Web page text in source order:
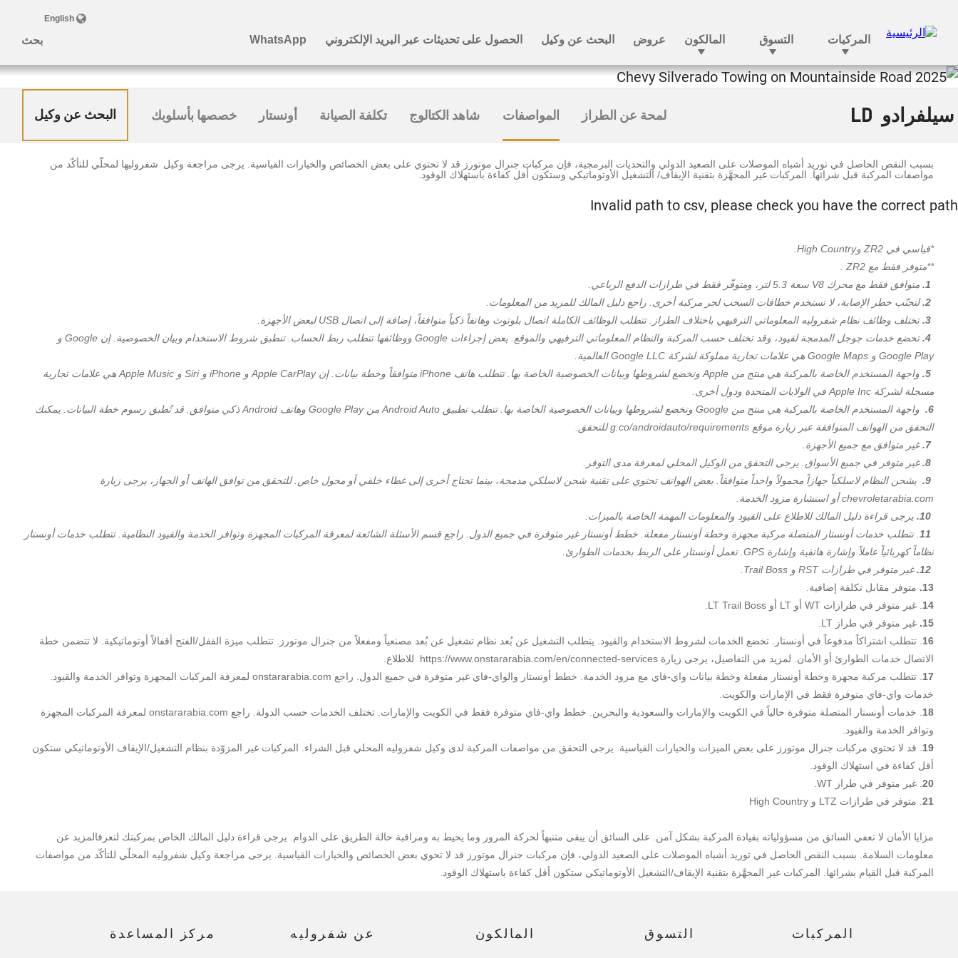
سيلفرادو LDسيلفرادو LD لمحة عن الطراز المواصفات شاهد الكتالوج تكلفة الصيانة أونستار خصصها بأسلوبك البحث عن وكيل
بسبب النقص الحاصل في توريد أشباه الموصلات على الصعيد الدولي والتحديات البرمجية، فإن مركبات جنرال موتورز قد لا تحتوي على بعض الخصائص والخيارات القياسية. يرجى مراجعة وكيل شفروليها لمحلّي للتأكّد من
مواصفات المركبة قبل شرائها. المركبات غير المجهَّزة بتقنية الإيقاف/ التشغيل الأوتوماتيكي وستكون أقل كفاءة باستهلاك الوقود.
Invalid path to csv, please check you have the correct path
*قياسي في ZR2 وHigh Country.
**متوفر فقط مع ZR2 .
متوافق فقط مع محرك V8 سعة 5.3 لتر، ومتوفّر فقط في طرازات الدفع الرباعي.
لتجنّب خطر الإصابة، لا تستخدم خطافات السحب لجر مركبة أخرى. راجع دليل المالك للمزيد من المعلومات.
تختلف وظائف نظام شفروليه المعلوماتي الترفيهي باختلاف الطراز. تتطلب الوظائف الكاملة اتصال بلوتوث وهاتفاً ذكياً متوافقاً، إضافة إلى اتصال USB لبعض الأجهزة.
تخضع خدمات جوجل المدمجة لقيود، وقد تختلف حسب المركبة والنظام المعلوماتي الترفيهي والموقع. بعض إجراءات Google ووظائفها تتطلب ربط الحساب. تنطبق شروط الاستخدام وبيان الخصوصية. إن Google و
Google Play و Google Maps هي علامات تجارية مملوكة لشركة Google LLC العالمية.
واجهة المستخدم الخاصة بالمركبة هي منتج من Apple وتخضع لشروطها وبيانات الخصوصية الخاصة بها. تتطلب هاتف iPhone متوافقاً وخطة بيانات. إن Apple CarPlay و iPhone و Siri و Apple Music هي علامات تجارية
مسجلة لشركة Apple Inc في الولايات المتحدة ودول أخرى.
6.
واجهة المستخدم الخاصة بالمركبة هي منتج من Google وتخضع لشروطها وبيانات الخصوصية الخاصة بها. تتطلب تطبيق Android Auto من Google Play وهاتف Android ذكي متوافق. قد تُطبق رسوم خطة البيانات. يمكنك
التحقق من الهواتف المتوافقة عبر زيارة موقع g.co/androidauto/requirements للتحقق.
7.
غير متوافق مع جميع الأجهزة.
غير متوفر في جميع الأسواق. يرجى التحقق من الوكيل المحلي لمعرفة مدى التوفر.
9. يشحن النظام لاسلكياً جهازاً محمولاً واحداً متوافقاً. بعض الهواتف تحتوي على تقنية شحن لاسلكي مدمجة، بينما تحتاج أخرى إلى غطاء خلفي أو محول خاص. للتحقق من توافق الهاتف أو الجهاز، يرجى زيارة
chevroletarabia.com أو استشارة مزود الخدمة.
يرجى قراءة دليل المالك للاطلاع على القيود والمعلومات المهمة الخاصة بالميزات.
11. تتطلب خدمات أونستار المتصلة مركبة مجهزة وخطة أونستار مفعلة. خطط أونستار غير متوفرة في جميع الدول. راجع قسم الأسئلة الشائعة لمعرفة المركبات المجهزة وتوافر الخدمة والقيود النظامية. تتطلب خدمات أونستار
نظاماً كهربائياً عاملاً وإشارة هاتفية وإشارة GPS. تعمل أونستار على الربط بخدمات الطوارئ.
غير متوفر في طرازات RST و Trail Boss.
13.
متوفر مقابل تكلفة إضافية.
14. غير متوفر في طرازات WT أو LT أو LT Trail Boss.
15. غير متوفر في طراز LT.
16. تتطلب اشتراكاً مدفوعاً في أونستار. تخضع الخدمات لشروط الاستخدام والقيود. يتطلب التشغيل عن بُعد نظام تشغيل عن بُعد مصنعياً ومفعلاً من جنرال موتورز. تتطلب ميزة القفل/الفتح أقفالاً أوتوماتيكية. لا تتضمن خطة
الاتصال خدمات الطوارئ أو الأمان. لمزيد من التفاصيل، يرجى زيارة https://www.onstararabia.com/en/connected-services للاطلاع.
17
. تتطلب مركبة مجهزة وخطة أونستار مفعلة وخطة بيانات واي-فاي مع مزود الخدمة. خطط أونستار والواي-فاي غير متوفرة في جميع الدول. راجع onstararabia.com لمعرفة المركبات المجهزة وتوافر الخدمة والقيود.
خدمات واي-فاي متوفرة فقط في الإمارات والكويت.
18
. خدمات أونستار المتصلة متوفرة حالياً في الكويت والإمارات والسعودية والبحرين. خطط واي-فاي متوفرة فقط في الكويت والإمارات. تختلف الخدمات حسب الدولة. راجع onstararabia.com لمعرفة المركبات المجهزة
وتوافر الخدمة والقيود.
19. قد لا تحتوي مركبات جنرال موتورز على بعض الميزات والخيارات القياسية. يرجى التحقق من مواصفات المركبة لدى وكيل شفروليه المحلي قبل الشراء. المركبات غير المزوّدة بنظام التشغيل/الإيقاف الأوتوماتيكي ستكون
أقل كفاءة في استهلاك الوقود.
20. غير متوفر في طراز WT.
21. متوفر في طرازات LTZ و High Country
مزايا الأمان لا تعفي السائق من مسؤولياته بقيادة المركبة بشكل آمن. على السائق أن يبقى متنبهاً لحركة المرور وما يحيط به ومراقبة حالة الطريق على الدوام. يرجى قراءة دليل المالك الخاص بمركبتك لتعرفالمزيد عن
معلومات السلامة. بسبب النقص الحاصل في توريد أشباه الموصلات على الصعيد الدولي، فإن مركبات جنرال موتورز قد لا تحوي بعض الخصائص والخيارات القياسية. يرجى مراجعة وكيل شفروليه المحلّي للتأكّد من مواصفات
المركبة قبل القيام بشرائها. المركبات غير المجهَّزة بتقنية الإيقاف/التشغيل الأوتوماتيكي ستكون أقل كفاءة باستهلاك الوقود.